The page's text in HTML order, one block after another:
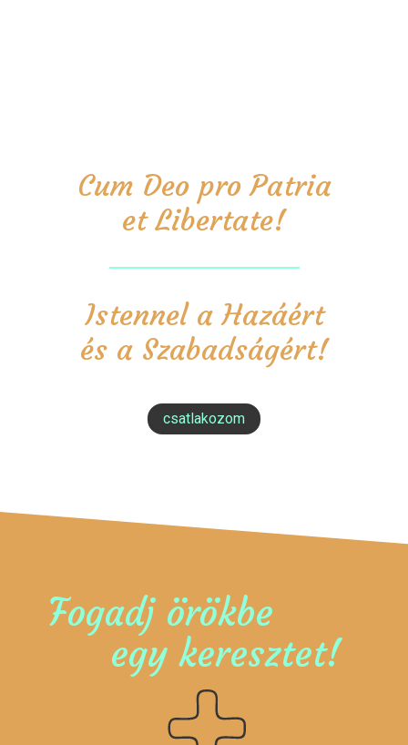
Cum Deo pro Patria
et Libertate!
Istennel a Hazáért
és a Szabadságért!
csatlakozom
Fogadj örökbe
egy keresztet!